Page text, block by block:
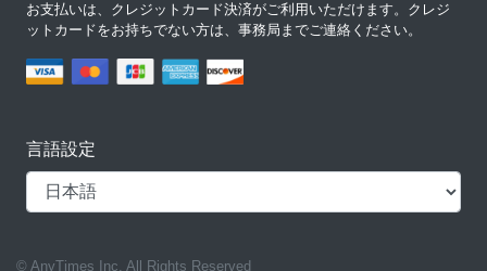
お支払いは、クレジットカード決済がご利用いただけます。クレジ
ットカードをお持ちでない方は、事務局までご連絡ください。
言語設定
© AnyTimes Inc. All Rights Reserved